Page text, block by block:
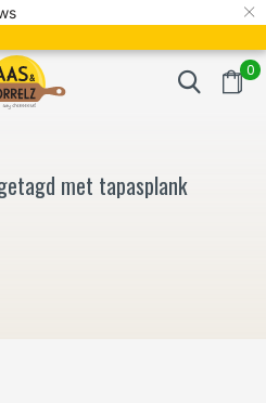
×
0
Vaak volgende
met tapasplank